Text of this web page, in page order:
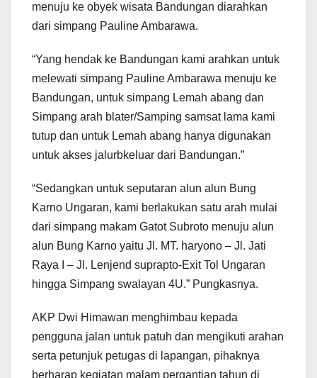
menuju ke obyek wisata Bandungan diarahkan
dari simpang Pauline Ambarawa.
“Yang hendak ke Bandungan kami arahkan untuk
melewati simpang Pauline Ambarawa menuju ke
Bandungan, untuk simpang Lemah abang dan
Simpang arah blater/Samping samsat lama kami
tutup dan untuk Lemah abang hanya digunakan
untuk akses jalurbkeluar dari Bandungan.”
“Sedangkan untuk seputaran alun alun Bung
Karno Ungaran, kami berlakukan satu arah mulai
dari simpang makam Gatot Subroto menuju alun
alun Bung Karno yaitu Jl. MT. haryono – Jl. Jati
Raya I – Jl. Lenjend suprapto-Exit Tol Ungaran
hingga Simpang swalayan 4U.” Pungkasnya.
AKP Dwi Himawan menghimbau kepada
pengguna jalan untuk patuh dan mengikuti arahan
serta petunjuk petugas di lapangan, pihaknya
berharap kegiatan malam pergantian tahun di